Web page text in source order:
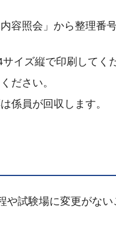
容照会」から整理番
イズ縦で印刷してく
ださい。
係員が回収します。
や試験場に変更がない